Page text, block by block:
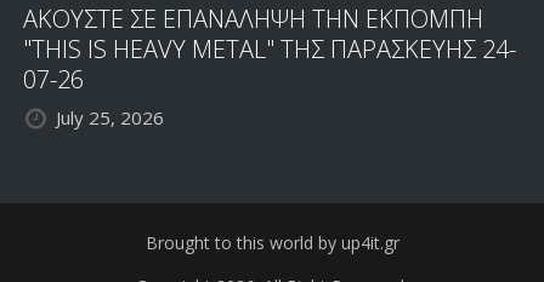
ΑΚΟΥΣΤΕ ΣΕ ΕΠΑΝΑΛΗΨΗ ΤΗΝ ΕΚΠΟΜΠΗ
"THIS IS HEAVY METAL" ΤΗΣ ΠΑΡΑΣΚΕΥΗΣ 24-
07-26
July 25, 2026
Brought to this world by up4it.gr